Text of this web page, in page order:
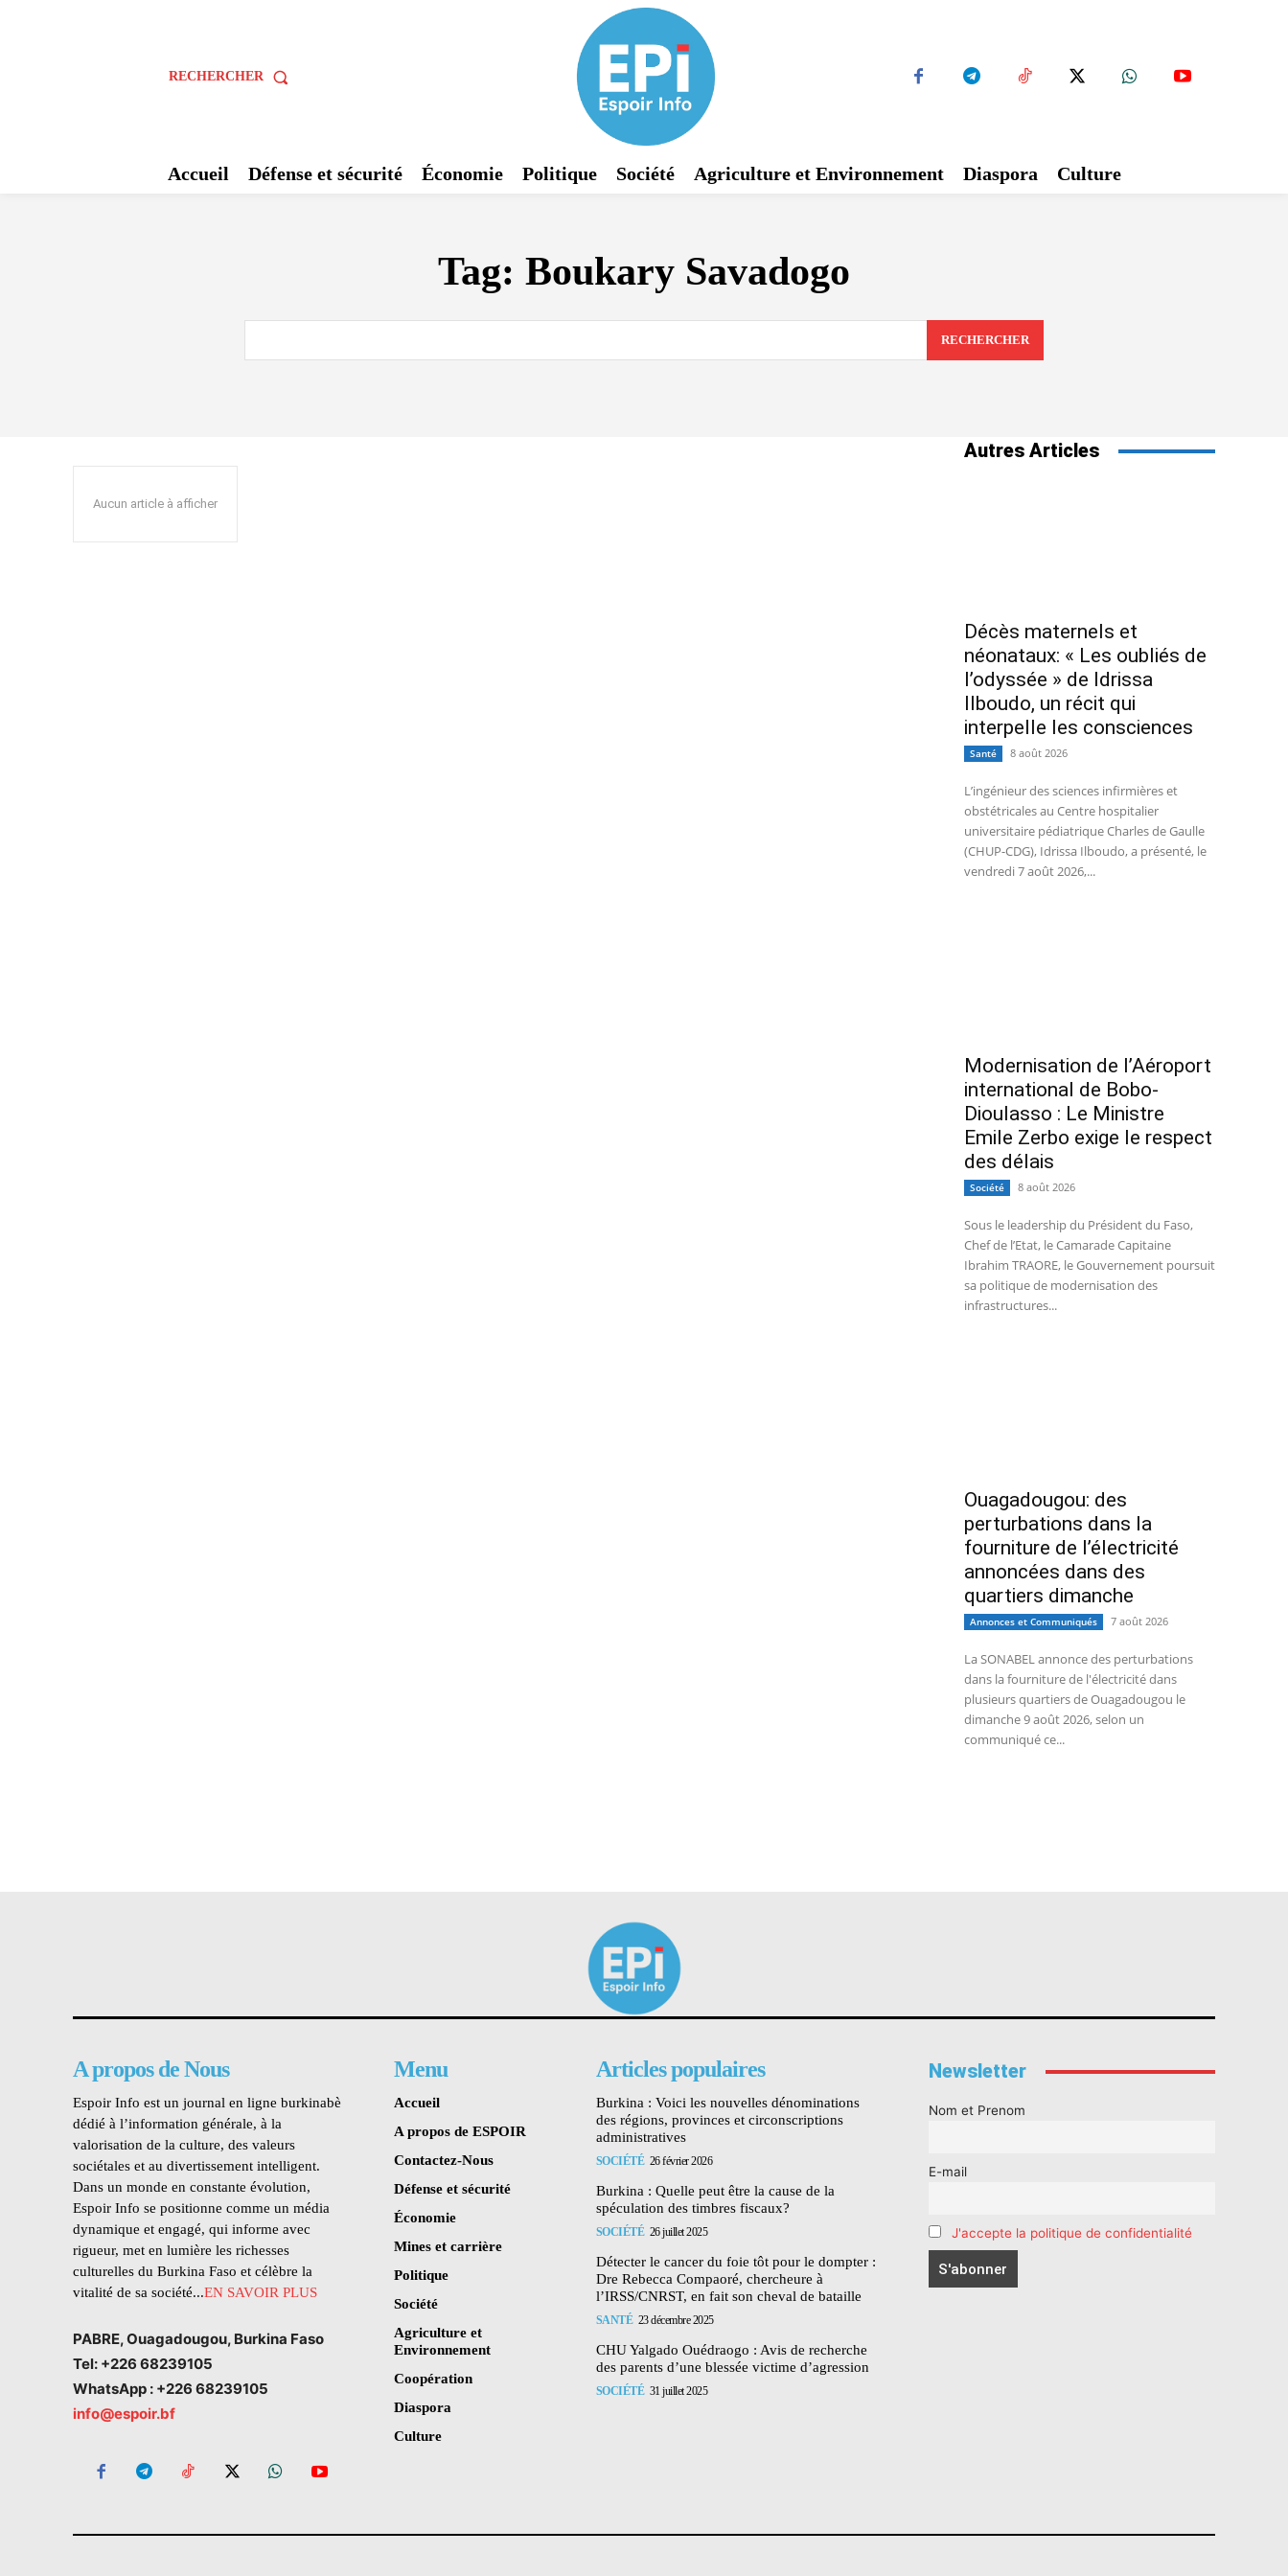
RECHERCHER
Accueil Défense et sécurité Économie Politique Société Agriculture et Environnement Diaspora Culture
Tag: Boukary Savadogo
RECHERCHER
Aucun article à afficher
Autres Articles
Décès maternels et
néonataux: « Les oubliés de
l’odyssée » de Idrissa
Ilboudo, un récit qui
interpelle les consciences
Santé 8 août 2026
L’ingénieur des sciences infirmières et
obstétricales au Centre hospitalier
universitaire pédiatrique Charles de Gaulle
(CHUP-CDG), Idrissa Ilboudo, a présenté, le
vendredi 7 août 2026,...
Modernisation de l’Aéroport
international de Bobo-
Dioulasso : Le Ministre
Emile Zerbo exige le respect
des délais
Société 8 août 2026
Sous le leadership du Président du Faso,
Chef de l’Etat, le Camarade Capitaine
Ibrahim TRAORE, le Gouvernement poursuit
sa politique de modernisation des
infrastructures...
Ouagadougou: des
perturbations dans la
fourniture de l’électricité
annoncées dans des
quartiers dimanche
Annonces et Communiqués 7 août 2026
La SONABEL annonce des perturbations
dans la fourniture de l'électricité dans
plusieurs quartiers de Ouagadougou le
dimanche 9 août 2026, selon un
communiqué ce...
A propos de Nous
Espoir Info est un journal en ligne burkinabè
dédié à l’information générale, à la
valorisation de la culture, des valeurs
sociétales et au divertissement intelligent.
Dans un monde en constante évolution,
Espoir Info se positionne comme un média
dynamique et engagé, qui informe avec
rigueur, met en lumière les richesses
culturelles du Burkina Faso et célèbre la
vitalité de sa société...EN SAVOIR PLUS
PABRE, Ouagadougou, Burkina Faso
Tel: +226 68239105
WhatsApp : +226 68239105
info@espoir.bf
Menu
Accueil
A propos de ESPOIR
Contactez-Nous
Défense et sécurité
Économie
Mines et carrière
Politique
Société
Agriculture et
Environnement
Coopération
Diaspora
Culture
Articles populaires
Burkina : Voici les nouvelles dénominations
des régions, provinces et circonscriptions
administratives
SOCIÉTÉ 26 février 2026
Burkina : Quelle peut être la cause de la
spéculation des timbres fiscaux?
SOCIÉTÉ 26 juillet 2025
Détecter le cancer du foie tôt pour le dompter :
Dre Rebecca Compaoré, chercheure à
l’IRSS/CNRST, en fait son cheval de bataille
SANTÉ 23 décembre 2025
CHU Yalgado Ouédraogo : Avis de recherche
des parents d’une blessée victime d’agression
SOCIÉTÉ 31 juillet 2025
Newsletter
Nom et Prenom
E-mail
J'accepte la politique de confidentialité